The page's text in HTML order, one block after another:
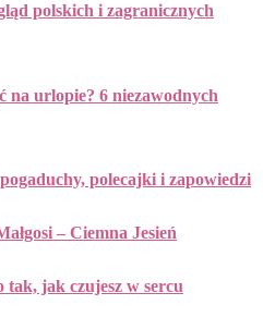
polskich i zagranicznych
na urlopie? 6 niezawodnych
polecajki i zapowiedzi
– Ciemna Jesień
tak, jak czujesz w sercu